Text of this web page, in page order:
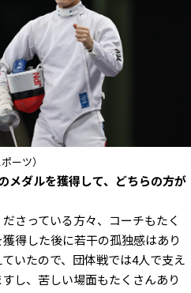
ーツ）
メダルを獲得して、どちらの方が
さっている方々、コーチもたく
得した後に若干の孤独感はあり
いたので、団体戦では4人で支え
し、苦しい場面もたくさんあり